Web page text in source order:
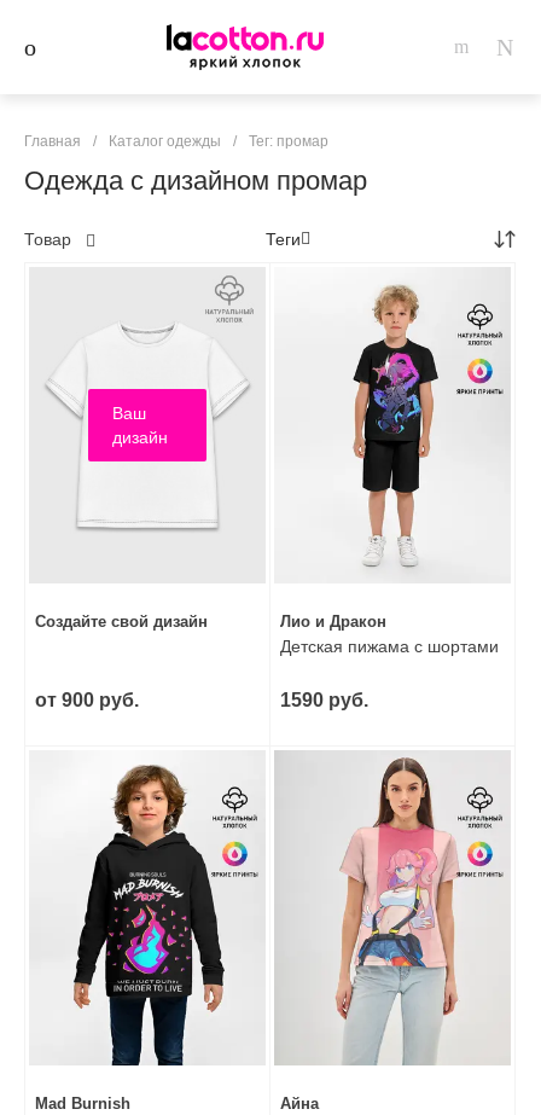
Главная / Каталог одежды / Тег: промар
Одежда с дизайном промар
Товар Теги
Ваш
дизайн
Создайте свой дизайн
от 900 руб.
Лио и Дракон
Детская пижама с шортами
1590 руб.
Mad Burnish Айна